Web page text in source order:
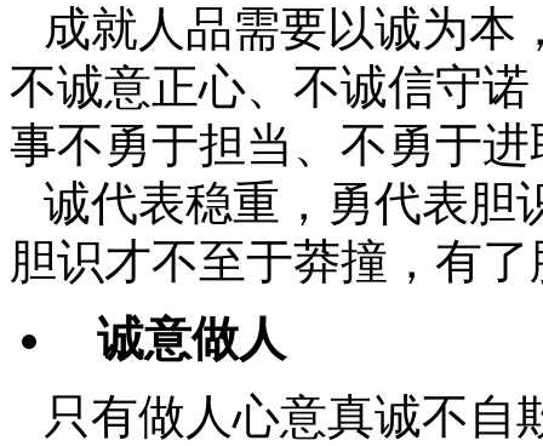
成就人品需要以诚为本
不诚意正心、不诚信守
事不勇于担当、不勇于
诚代表稳重，勇代表胆
胆识才不至于莽撞，有
诚意做人
只有做人心意真诚不自